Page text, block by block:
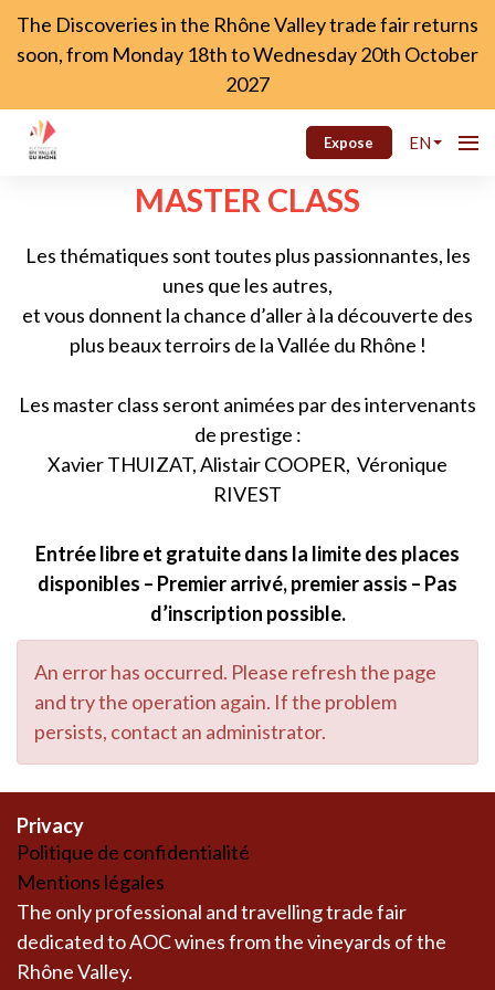
The Discoveries in the Rhône Valley trade fair returns
soon, from Monday 18th to Wednesday 20th October
2027
Expose EN
MASTER CLASS
Les thématiques sont toutes plus passionnantes, les
unes que les autres,
et vous donnent la chance d’aller à la découverte des
plus beaux terroirs de la Vallée du Rhône !
Les master class seront animées par des intervenants
de prestige :
Xavier THUIZAT, Alistair COOPER, Véronique
RIVEST
Entrée libre et gratuite dans la limite des places
disponibles – Premier arrivé, premier assis – Pas
d’inscription possible.
An error has occurred. Please refresh the page
and try the operation again. If the problem
persists, contact an administrator.
Privacy
Politique de confidentialité
Mentions légales
The only professional and travelling trade fair
dedicated to AOC wines from the vineyards of the
Rhône Valley.